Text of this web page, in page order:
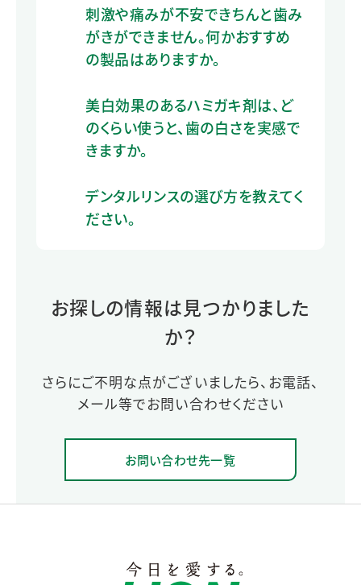
刺激や痛みが不安できちんと歯み
がきができません。何かおすすめ
の製品はありますか。
美白効果のあるハミガキ剤は、ど
のくらい使うと、歯の白さを実感で
きますか。
デンタルリンスの選び方を教えてく
ださい。
お探しの情報は見つかりました
か？
さらにご不明な点がございましたら、お電話、
メール等でお問い合わせください
お問い合わせ先一覧